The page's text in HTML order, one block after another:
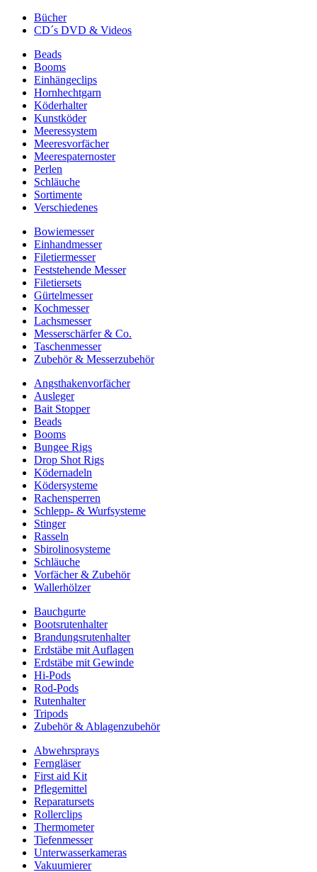
Bücher
CD´s DVD & Videos
Beads
Booms
Einhängeclips
Hornhechtgarn
Köderhalter
Kunstköder
Meeressystem
Meeresvorfächer
Meerespaternoster
Perlen
Schläuche
Sortimente
Verschiedenes
Bowiemesser
Einhandmesser
Filetiermesser
Feststehende Messer
Filetiersets
Gürtelmesser
Kochmesser
Lachsmesser
Messerschärfer & Co.
Taschenmesser
Zubehör & Messerzubehör
Angsthakenvorfächer
Ausleger
Bait Stopper
Beads
Booms
Bungee Rigs
Drop Shot Rigs
Ködernadeln
Ködersysteme
Rachensperren
Schlepp- & Wurfsysteme
Stinger
Rasseln
Sbirolinosysteme
Schläuche
Vorfächer & Zubehör
Wallerhölzer
Bauchgurte
Bootsrutenhalter
Brandungsrutenhalter
Erdstäbe mit Auflagen
Erdstäbe mit Gewinde
Hi-Pods
Rod-Pods
Rutenhalter
Tripods
Zubehör & Ablagenzubehör
Abwehrsprays
Ferngläser
First aid Kit
Pflegemittel
Reparatursets
Rollerclips
Thermometer
Tiefenmesser
Unterwasserkameras
Vakuumierer